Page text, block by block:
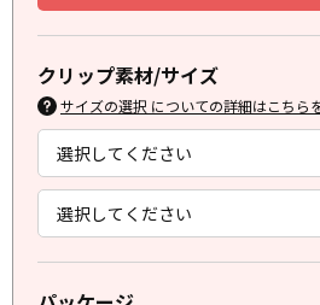
クリップ素材/サイズ
サイズの選択 についての詳細はこ